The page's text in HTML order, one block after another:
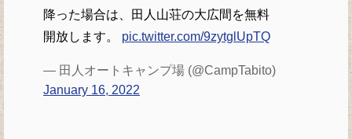
降った場合は、田人山荘の大広間を無料
開放します。 pic.twitter.com/9zytglUpTQ
— 田人オートキャンプ場 (@CampTabito)
January 16, 2022